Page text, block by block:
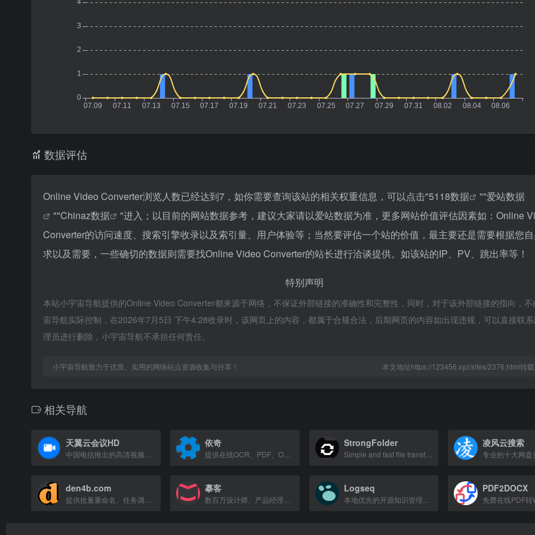
数据评估
Online Video Converter浏览人数已经达到7，如你需要查询该站的相关权重信息，可以点击"5118数据 ""爱站数据
""Chinaz数据
"进入；以目前的网站数据参考，建议大家请以爱站数据为准，更多网站价值评估因素如：Online
Converter的访问速度、搜索引擎收录以及索引量、用户体验等；当然要评估一个站的价值，最主要还是需要根据您
求以及需要，一些确切的数据则需要找Online Video Converter的站长进行洽谈提供。如该站的IP、PV、跳出率等！
特别声明
本站小宇宙导航提供的Online Video Converter都来源于网络，不保证外部链接的准确性和完整性，同时，对于该外部链接的指向，不
宙导航实际控制，在2026年7月5日 下午4:28收录时，该网页上的内容，都属于合规合法，后期网页的内容如出现违规，可以直接联
理员进行删除，小宇宙导航不承担任何责任。
小宇宙导航致力于优质、实用的网络站点资源收集与分享！ 本文地址https://123456.xyz/sites/2376.html转
相关导航
天翼云会议HD 依奇
提供在线OCR、PDF、Office转换及HEIC转JPG等实用工具，让文件转换高效直接。
StrongFolder
Simple and fast file transfer tool for sharing files securely online.
凌风云搜索
den4b.com 摹客 Logseq PDF2DOCX